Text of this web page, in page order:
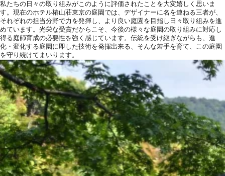
私たちの日々の取り組みがこのように評価されたことを大変嬉しく思いま
す。現在のホテル椿山荘東京の庭園では、デザイナーに名を連ねる三者が、
それぞれの担当分野で力を発揮し、より良い庭園を目指し日々取り組みを進
めています。光栄な受賞だからこそ、今後の様々な庭園の取り組みに対応し
得る庭師育成の必要性を強く感じています。伝統を受け継ぎながらも、進
化・変化する庭園に即した技術を発揮出来る、そんな若手を育て、この庭園
を守り続けてまいります。